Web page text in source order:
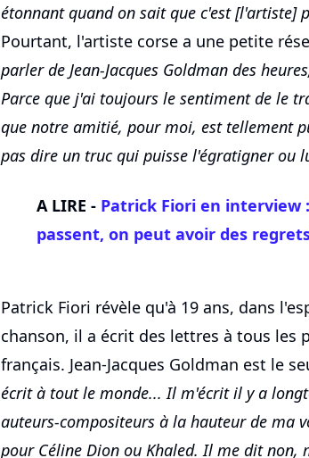
étonnant quand on sait que c'est [l'artiste]
Pourtant, l'artiste corse a une petite
parler de Jean-Jacques Goldman des
Parce que j'ai toujours le sentiment de le
que notre amitié, pour moi, est tellement
pas dire un truc qui puisse l'égratigner ou
A LIRE - Patrick Fiori en interview
passent, on peut avoir des
Patrick Fiori révèle qu'à 19 ans, dans
chanson, il a écrit des lettres à tous les
français. Jean-Jacques Goldman est le
écrit à tout le monde... Il m'écrit il y a
auteurs-compositeurs à la hauteur de ma
pour Céline Dion ou Khaled. Il me dit non,